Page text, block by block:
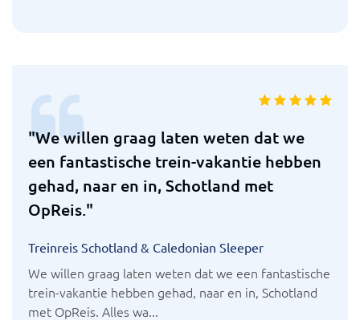
"We willen graag laten weten dat we
een fantastische trein-vakantie hebben
gehad, naar en in, Schotland met
OpReis."
Treinreis Schotland & Caledonian Sleeper
We willen graag laten weten dat we een fantastische
trein-vakantie hebben gehad, naar en in, Schotland
met OpReis. Alles wa...